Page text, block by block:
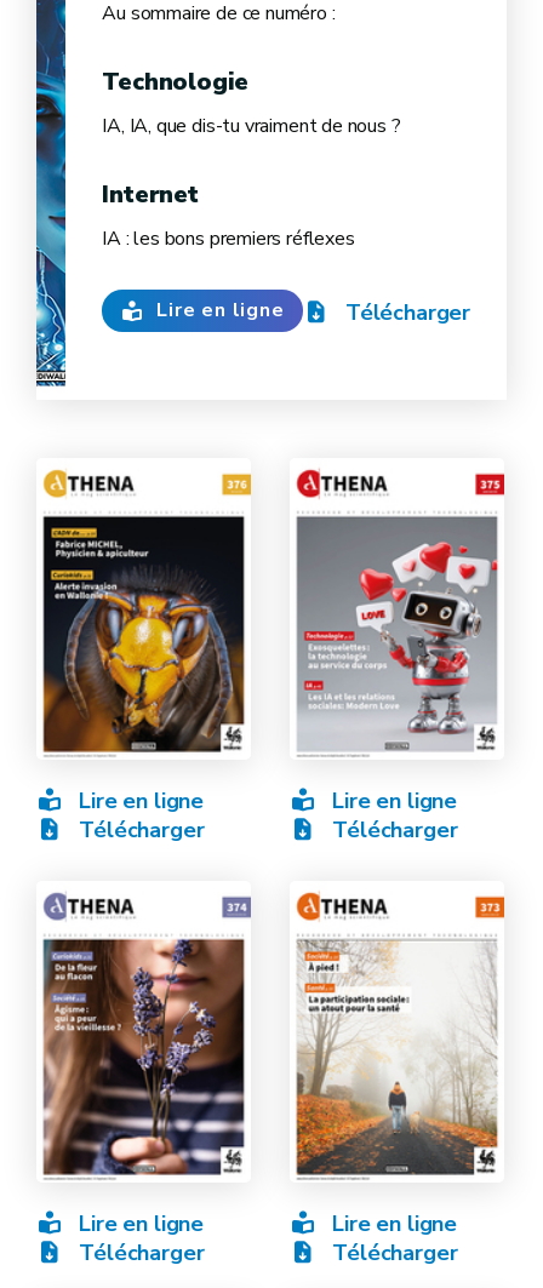
Au sommaire de ce numéro :
Technologie
IA, IA, que dis-tu vraiment de nous ?
Internet
IA : les bons premiers réflexes
Lire en ligne Télécharger
Lire en ligne
Télécharger
Lire en ligne
Télécharger
Lire en ligne
Télécharger
Lire en ligne
Télécharger